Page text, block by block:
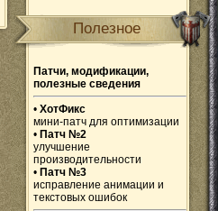
Полезное
Патчи, модификации,
полезные сведения
• ХотФикс
мини-патч для оптимизации
• Патч №2
улучшение
производительности
• Патч №3
исправление анимации и
текстовых ошибок